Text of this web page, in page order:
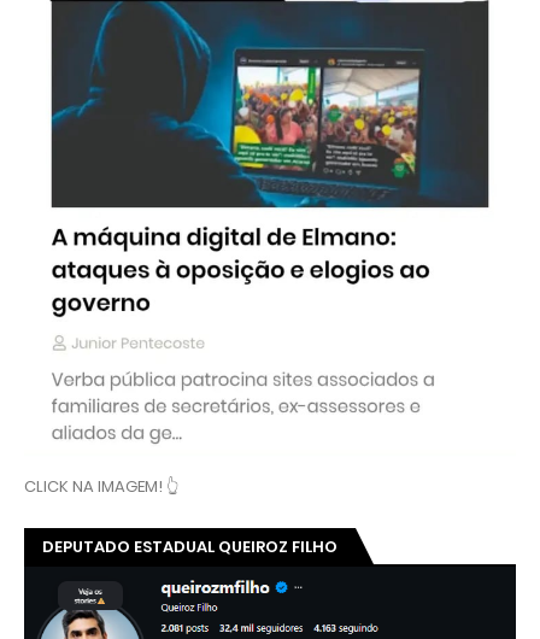
CLICK NA IMAGEM! 👆
DEPUTADO ESTADUAL QUEIROZ FILHO